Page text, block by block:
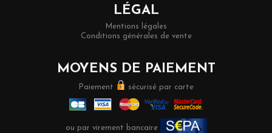
LÉGAL
Mentions légales
Conditions générales de vente
MOYENS DE PAIEMENT
Paiement sécurisé par carte
ou par virement bancaire